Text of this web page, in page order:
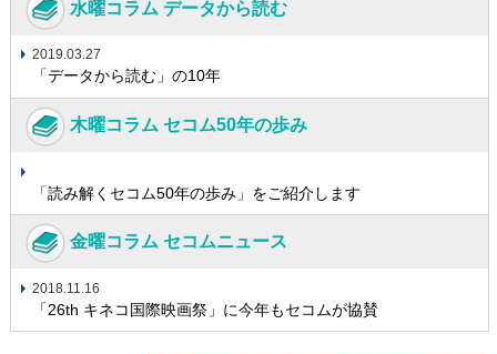
水曜コラム データから読む
2019.03.27
「データから読む」の10年
木曜コラム セコム50年の歩み
「読み解くセコム50年の歩み」をご紹介します
金曜コラム セコムニュース
2018.11.16
「26th キネコ国際映画祭」に今年もセコムが協賛